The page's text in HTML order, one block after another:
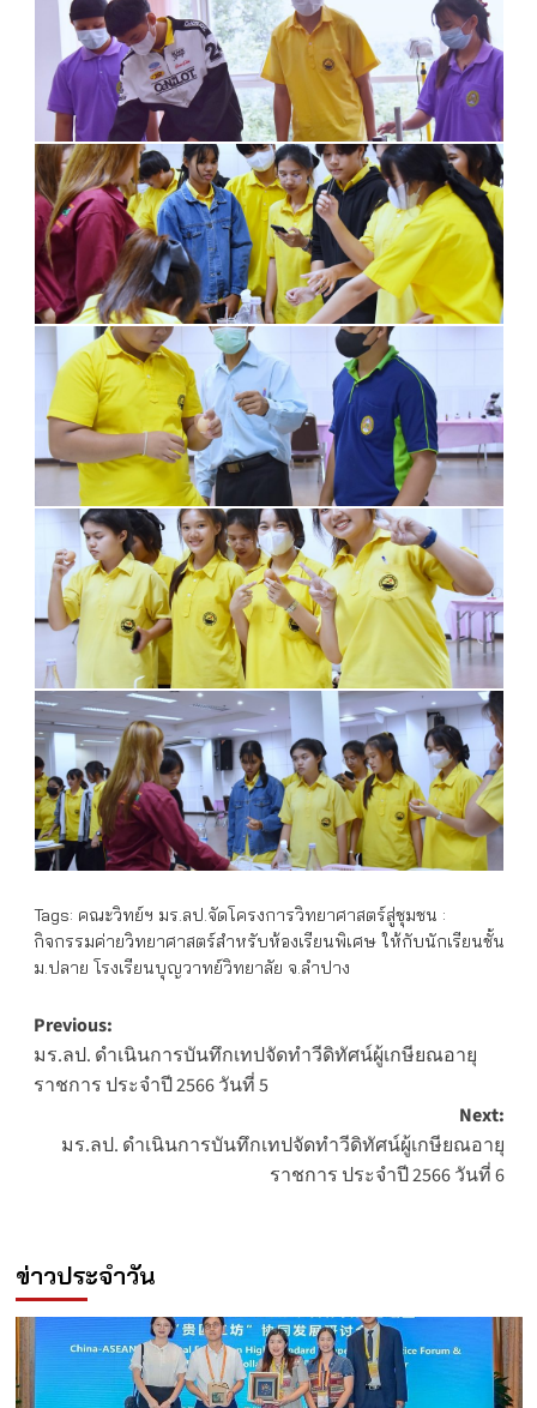
Tags: คณะวิทย์ฯ มร.ลป.จัดโครงการวิทยาศาสตร์สู่ชุมชน :
กิจกรรมค่ายวิทยาศาสตร์สำหรับห้องเรียนพิเศษ ให้กับนักเรียนชั้น
ม.ปลาย โรงเรียนบุญวาทย์วิทยาลัย จ.ลำปาง
Post
navigation
Previous:
มร.ลป. ดำเนินการบันทึกเทปจัดทำวีดิทัศน์ผู้เกษียณอายุ
ราชการ ประจำปี 2566 วันที่ 5
Next:
มร.ลป. ดำเนินการบันทึกเทปจัดทำวีดิทัศน์ผู้เกษียณอายุ
ราชการ ประจำปี 2566 วันที่ 6
ข่าวประจำวัน